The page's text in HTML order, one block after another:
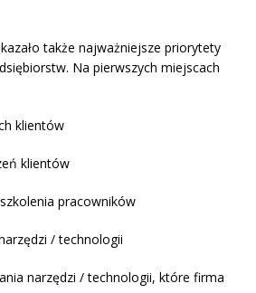
także najważniejsze priorytety
Na pierwszych miejscach
klientów
klientów
pracowników
/ technologii
narzędzi / technologii, które firma